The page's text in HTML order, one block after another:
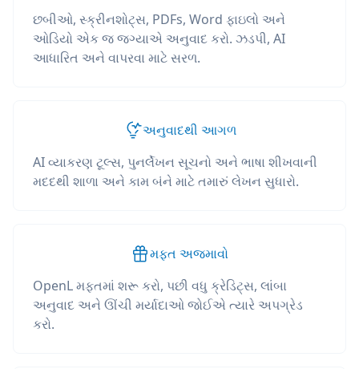
છબીઓ, સ્ક્રીનશોટ્સ, PDFs, Word ફાઇલો અને
ઓડિયો એક જ જગ્યાએ અનુવાદ કરો. ઝડપી, AI
આધારિત અને વાપરવા માટે સરળ.
અનુવાદથી આગળ
AI વ્યાકરણ ટૂલ્સ, પુનર્લેખન સૂચનો અને ભાષા શીખવાની
મદદથી શાળા અને કામ બંને માટે તમારું લેખન સુધારો.
મફત અજમાવો
OpenL મફતમાં શરૂ કરો, પછી વધુ ક્રેડિટ્સ, લાંબા
અનુવાદ અને ઊંચી મર્યાદાઓ જોઈએ ત્યારે અપગ્રેડ
કરો.